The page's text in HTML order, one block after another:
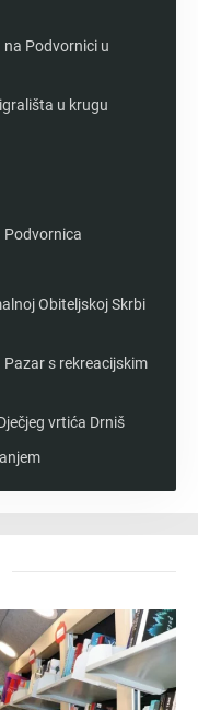
na Podvornici u
u krugu
Podvornica
Obiteljskoj Skrbi
Pazar s rekreacijskim
vrtića Drniš